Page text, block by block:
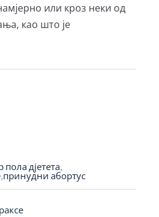
или кроз неки од
као што је
дјетета
принудни абортус